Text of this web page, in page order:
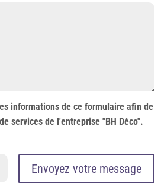
informations de ce formulaire afin de
services de l'entreprise "BH Déco".
Envoyez votre message